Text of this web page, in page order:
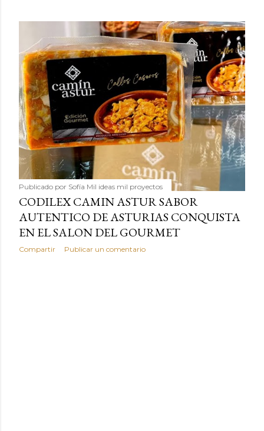
Publicado por Sofía Mil ideas mil proyectos
CODILEX CAMIN ASTUR SABOR
AUTENTICO DE ASTURIAS CONQUISTA
EN EL SALON DEL GOURMET
Compartir Publicar un comentario